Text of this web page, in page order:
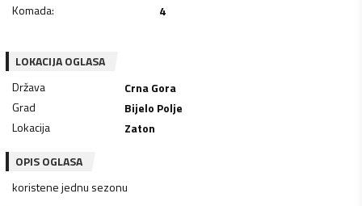
Komada: 4
LOKACIJA OGLASA
Država
Crna Gora
Grad
Bijelo Polje
Lokacija
Zaton
OPIS OGLASA